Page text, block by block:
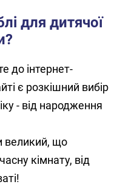
для дитячої
до інтернет-
є розкішний вибір
- від народження
великий, що
кімнату, від